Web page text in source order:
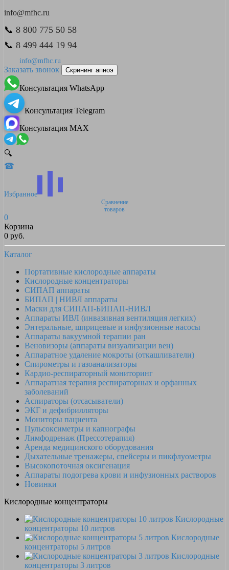
info@mfhc.ru
📞 8 800 775 50 58
📞 8 499 444 19 94
info@mfhc.ru
Заказать звонок Скрининг апноэ
Консультация WhatsApp
Консультация Telegram
Консультация MAX
🔍
☎
Избранное
Сравнение
товаров
0
Корзина
0 руб.
Каталог
Портативные кислородные аппараты
Кислородные концентраторы
СИПАП аппараты
БИПАП | НИВЛ аппараты
Маски для СИПАП-БИПАП-НИВЛ
Аппараты ИВЛ (инвазивная вентиляция легких)
Энтеральные, шприцевые и инфузионные насосы
Аппараты вакуумной терапии ран
Веновизоры (аппараты визуализации вен)
Аппаратное удаление мокроты (откашливатели)
Спирометры и газоанализаторы
Кардио-респираторный мониторинг
Аппаратная терапия респираторных и орфанных
заболеваний
Аспираторы (отсасыватели)
ЭКГ и дефибрилляторы
Мониторы пациента
Пульсоксиметры и капнографы
Лимфодренаж (Прессотерапия)
Аренда медицинского оборудования
Дыхательные тренажеры, спейсеры и пикфлуометры
Высокопоточная оксигенация
Аппараты подогрева крови и инфузионных растворов
Новинки
Кислородные концентраторы
Кислородные
концентраторы 10 литров
Кислородные
концентраторы 5 литров
Кислородные
концентраторы 3 литров